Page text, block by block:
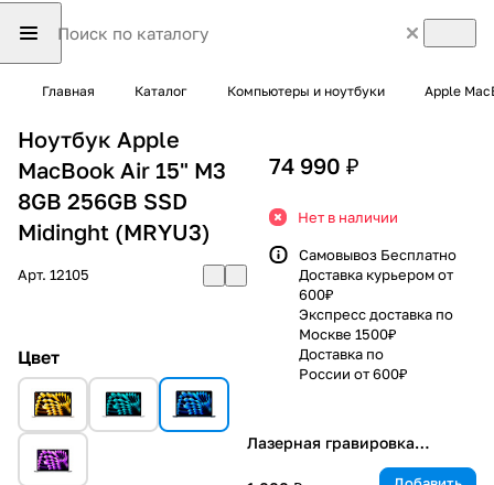
Главная Каталог Компьютеры и ноутбуки Apple
Ноутбук Apple
MacBook Air 15" M3
8GB 256GB SSD
Midinght (MRYU3)
Арт. 12105
Цвет
74 990 ₽
Нет в наличии
Самовывоз Бесплатно
Доставка курьером от
600₽
Экспресс доставка по
Москве 1500₽
Доставка по
России от 600₽
Лазерная гравировка